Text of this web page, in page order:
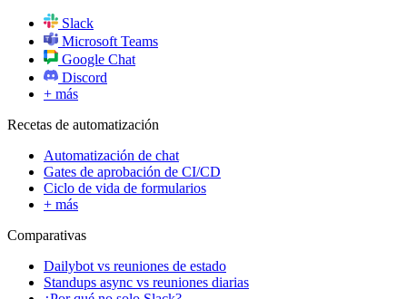
Slack
Microsoft Teams
Google Chat
Discord
+ más
Recetas de automatización
Automatización de chat
Gates de aprobación de CI/CD
Ciclo de vida de formularios
+ más
Comparativas
Dailybot vs reuniones de estado
Standups async vs reuniones diarias